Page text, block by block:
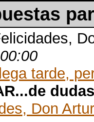
tarde,
Don